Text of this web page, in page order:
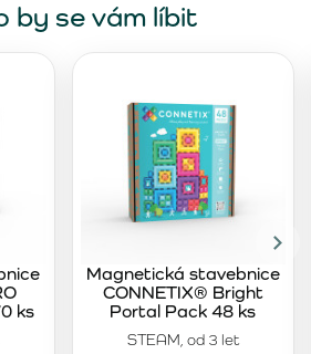
by se vám líbit
ks
STEAM, od 3 let
Magnetická stavebnice
CONNETIX® Bright
Portal Pack 48 ks